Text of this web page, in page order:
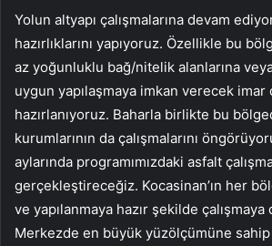
Yolun altyapı çalışmalarına devam
hazırlıklarını yapıyoruz. Özellikle bu
az yoğunluklu bağ/nitelik alanlarına
uygun yapılaşmaya imkan verecek imar
hazırlanıyoruz. Baharla birlikte bu
kurumlarının da çalışmalarını
aylarında programımızdaki asfalt
gerçekleştireceğiz. Kocasinan’ın her
ve yapılanmaya hazır şekilde
Merkezde en büyük yüzölçümüne